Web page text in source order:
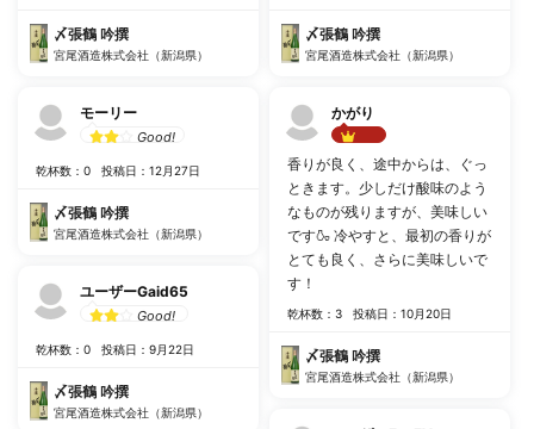
〆張鶴 吟撰
宮尾酒造株式会社（新潟県）
〆張鶴 吟撰
宮尾酒造株式会社（新潟県）
モーリー
Good!
乾杯数：0 投稿日：12月27日
〆張鶴 吟撰
宮尾酒造株式会社（新潟県）
かがり
香りが良く、途中からは、ぐっ
ときます。少しだけ酸味のよう
なものが残りますが、美味しい
です🍶 冷やすと、最初の香りが
とても良く、さらに美味しいで
す！
乾杯数：3 投稿日：10月20日
〆張鶴 吟撰
宮尾酒造株式会社（新潟県）
ユーザーGaid65
Good!
乾杯数：0 投稿日：9月22日
〆張鶴 吟撰
宮尾酒造株式会社（新潟県）